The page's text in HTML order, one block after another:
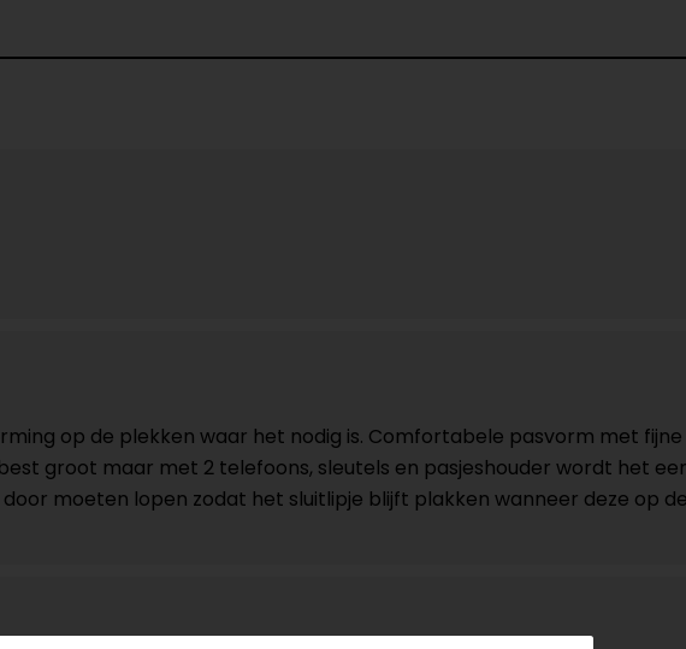
op de plekken waar het nodig is. Comfortabele pasvorm met
groot maar met 2 telefoons, sleutels en pasjeshouder wordt het
moeten lopen zodat het sluitlipje blijft plakken wanneer deze op